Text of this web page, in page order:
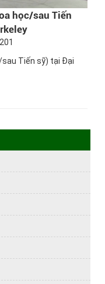
học/sau Tiến
sau Tiến sỹ) tại Đại